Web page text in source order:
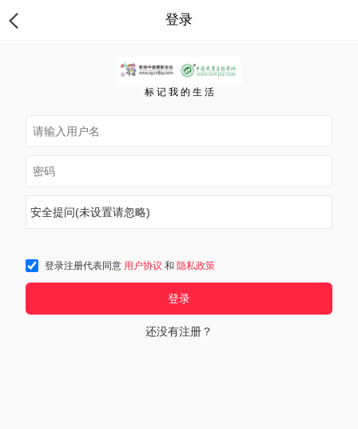
登录
标 记 我 的 生 活
安全提问(未设置请忽略)
登录注册代表同意 用户协议 和 隐私政策
登录
还没有注册？